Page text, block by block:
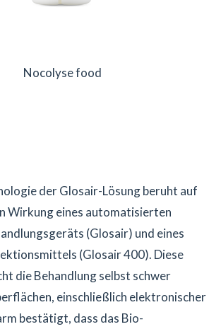
Nocolyse food
der Glosair-Lösung beruht auf
Wirkung eines automatisierten
(Glosair) und eines
(Glosair 400). Diese
die Behandlung selbst schwer
einschließlich elektronischer
bestätigt, dass das Bio-